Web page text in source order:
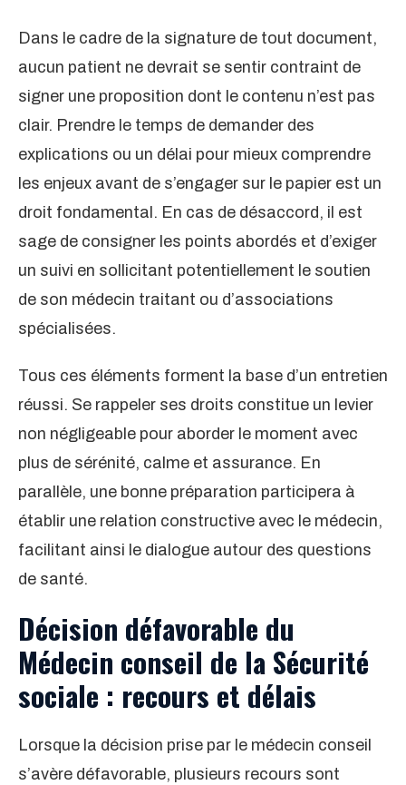
Dans le cadre de la signature de tout document,
aucun patient ne devrait se sentir contraint de
signer une proposition dont le contenu n’est pas
clair. Prendre le temps de demander des
explications ou un délai pour mieux comprendre
les enjeux avant de s’engager sur le papier est un
droit fondamental. En cas de désaccord, il est
sage de consigner les points abordés et d’exiger
un suivi en sollicitant potentiellement le soutien
de son médecin traitant ou d’associations
spécialisées.
Tous ces éléments forment la base d’un entretien
réussi. Se rappeler ses droits constitue un levier
non négligeable pour aborder le moment avec
plus de sérénité, calme et assurance. En
parallèle, une bonne préparation participera à
établir une relation constructive avec le médecin,
facilitant ainsi le dialogue autour des questions
de santé.
Décision défavorable du
Médecin conseil de la Sécurité
sociale : recours et délais
Lorsque la décision prise par le médecin conseil
s’avère défavorable, plusieurs recours sont